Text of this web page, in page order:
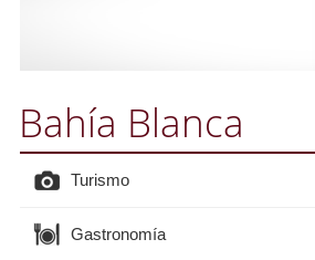
Bahía Blanca
Turismo
Gastronomía